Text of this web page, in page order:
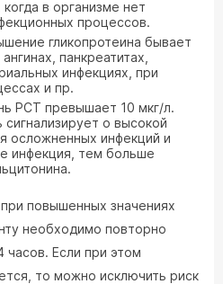
в организме нет
процессов.
гликопротеина бывает
панкреатитах,
инфекциях, при
и пр.
РСТ превышает 10 мкг/л.
о высокой
осложненных инфекций и
инфекция, тем больше
повышенных значениях
необходимо повторно
часов. Если при этом
то можно исключить риск